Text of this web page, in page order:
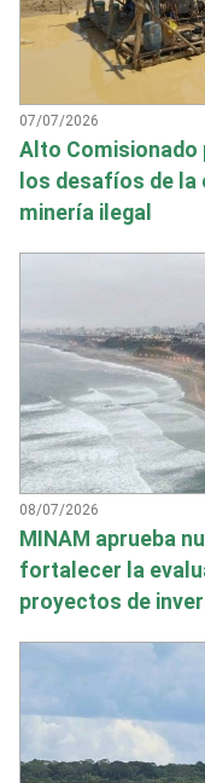
07/07/2026
Alto
los desafíos de
minería ilegal
08/07/2026
MINAM aprueba
fortalecer la
proyectos de